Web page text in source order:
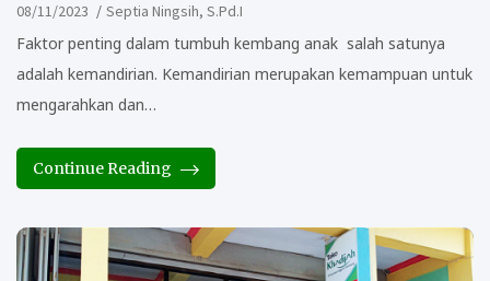
08/11/2023 Septia Ningsih, S.Pd.I
Faktor penting dalam tumbuh kembang anak salah satunya
adalah kemandirian. Kemandirian merupakan kemampuan untuk
mengarahkan dan…
Continue Reading